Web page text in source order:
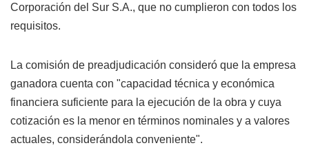
Corporación del Sur S.A., que no cumplieron con todos los
requisitos.
La comisión de preadjudicación consideró que la empresa
ganadora cuenta con "capacidad técnica y económica
financiera suficiente para la ejecución de la obra y cuya
cotización es la menor en términos nominales y a valores
actuales, considerándola conveniente".